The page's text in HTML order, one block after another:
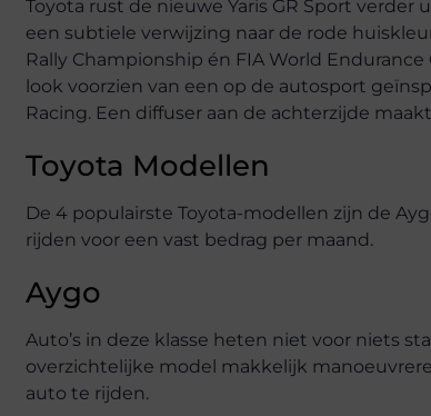
Toyota rust de nieuwe Yaris GR Sport
een subtiele verwijzing naar de rode
Rally Championship én FIA World
look voorzien van een op de autosport
Racing. Een diffuser aan de achterzijde
Toyota Modellen
De 4 populairste Toyota-modellen zijn de
rijden voor een vast bedrag per maand.
Aygo
Auto’s in deze klasse heten niet voor niets
overzichtelijke model makkelijk
auto te rijden.